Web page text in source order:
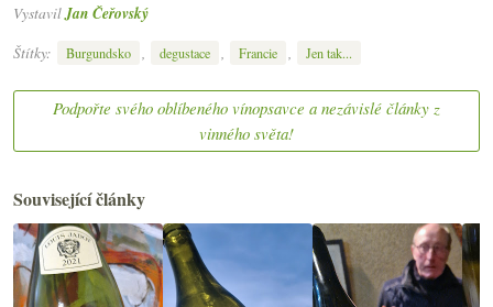
Vystavil Jan Čeřovský
Štítky:
Burgundsko , degustace , Francie , Jen tak...
Podpořte svého oblíbeného vínopsavce a nezávislé články z
vinného světa!
Související články